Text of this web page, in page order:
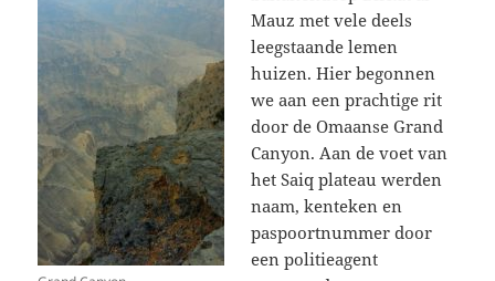
Mauz met vele deels
leegstaande lemen
huizen. Hier begonnen
we aan een prachtige rit
door de Omaanse Grand
Canyon. Aan de voet van
het Saiq plateau werden
naam, kenteken en
paspoortnummer door
een politieagent